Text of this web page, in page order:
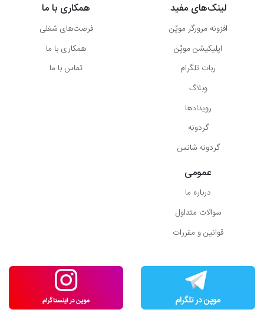
لینک‌های مفید
افزونه مرورگر موپُن
اپلیکیشن موپُن
ربات تلگرام
وبلاگ
رویدادها
گردونه
گردونه شانس
همکاری با ما
فرصت‌های شغلی
همکاری با ما
تماس با ما
عمومی
درباره ما
سوالات متداول
قوانین و مقررات